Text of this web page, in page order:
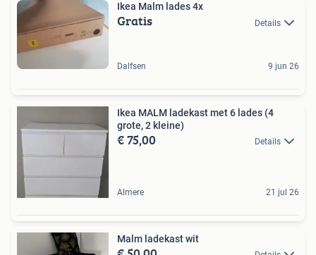
Ikea Malm lades 4x
Gratis Details
Dalfsen 9 jun 26
Ikea MALM ladekast met 6 lades (4
grote, 2 kleine)
€ 75,00 Details
Almere 21 jul 26
Malm ladekast wit